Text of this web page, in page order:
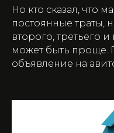
Но кто сказал, что
постоянные траты,
второго, третьего
может быть проще.
объявление на